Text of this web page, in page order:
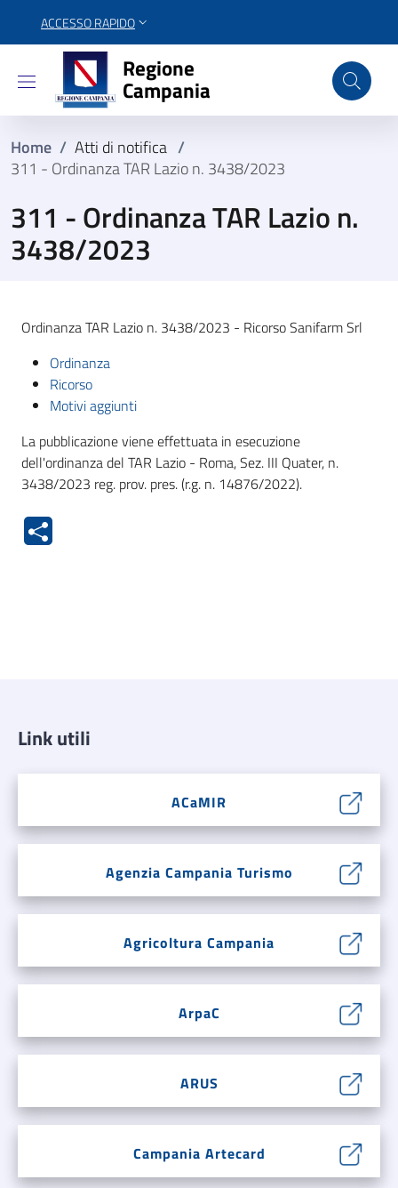
ACCESSO RAPIDO
Regione Campania
Regione
Campania
Home / Atti di notifica /
311 - Ordinanza TAR Lazio n. 3438/2023
311 - Ordinanza TAR Lazio n.
3438/2023
Ordinanza TAR Lazio n. 3438/2023 - Ricorso Sanifarm Srl
Ordinanza
Ricorso
Motivi aggiunti
La pubblicazione viene effettuata in esecuzione
dell'ordinanza del TAR Lazio - Roma, Sez. III Quater, n.
3438/2023 reg. prov. pres. (r.g. n. 14876/2022).
Link utili
ACaMIR
Agenzia Campania Turismo
Agricoltura Campania
ArpaC
ARUS
Campania Artecard